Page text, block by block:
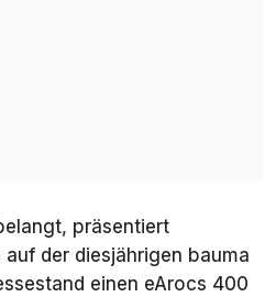
präsentiert
der diesjährigen bauma
einen eArocs 400